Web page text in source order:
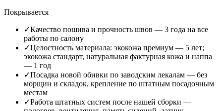
Покрывается
✓Качество пошива и прочность швов — 3 года на все
работы по салону
✓Целостность материала: экокожа премиум — 5 лет;
экокожа стандарт, натуральная фактурная кожа и наппа
— 1 год
✓Посадка новой обивки по заводским лекалам — без
морщин и складок, крепление по штатным посадочным
местам
✓Работа штатных систем после нашей сборки —